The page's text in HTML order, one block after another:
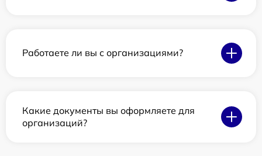
Работаете ли вы с организациями?
Какие документы вы оформляете для
организаций?